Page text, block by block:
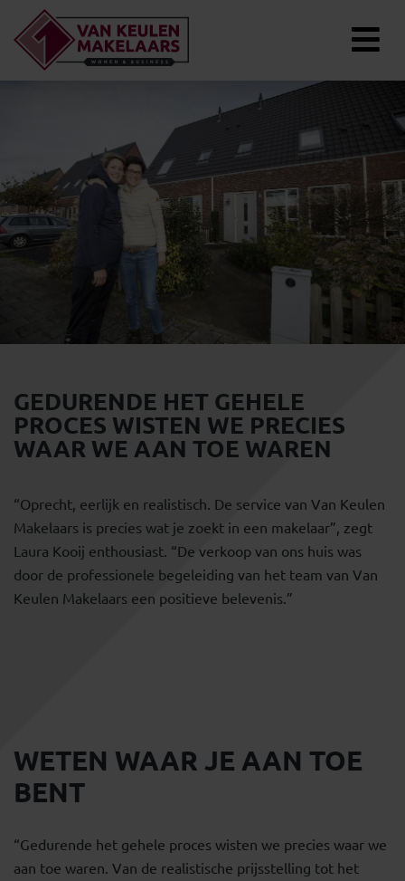
GEDURENDE HET GEHELE
PROCES WISTEN WE PRECIES
WAAR WE AAN TOE WAREN
“Oprecht, eerlijk en realistisch. De service van Van Keulen
Makelaars is precies wat je zoekt in een makelaar”, zegt
Laura Kooij enthousiast. “De verkoop van ons huis was
door de professionele begeleiding van het team van Van
Keulen Makelaars een positieve belevenis.”
WETEN WAAR JE AAN TOE
BENT
“Gedurende het gehele proces wisten we precies waar we
aan toe waren. Van de realistische prijsstelling tot het